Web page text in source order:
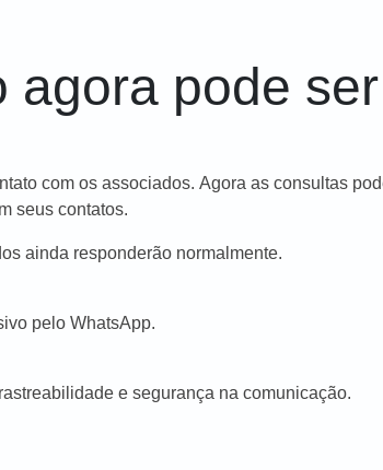
pode
com os associados. Agora as consultas
seus contatos.
ainda responderão normalmente.
pelo WhatsApp.
e segurança na comunicação.